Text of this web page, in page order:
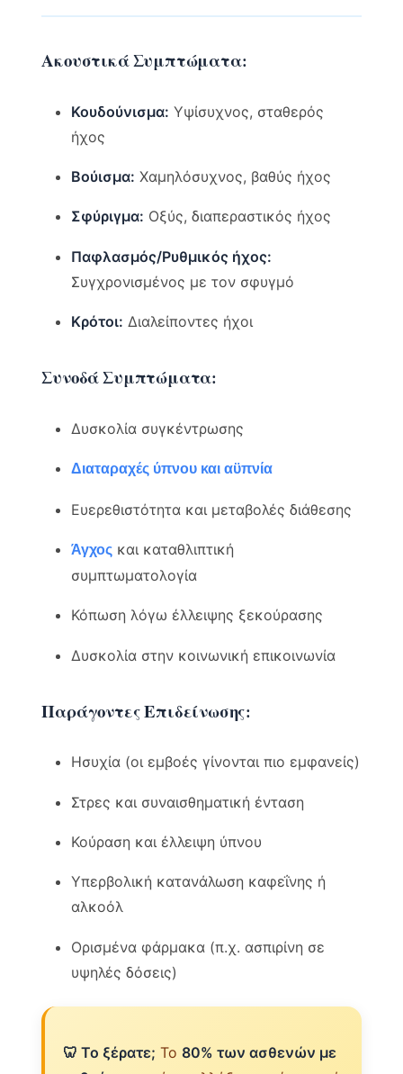
Ακουστικά Συμπτώματα:
Κουδούνισμα: Υψίσυχνος, σταθερός
ήχος
Βούισμα: Χαμηλόσυχνος, βαθύς ήχος
Σφύριγμα: Οξύς, διαπεραστικός ήχος
Παφλασμός/Ρυθμικός ήχος:
Συγχρονισμένος με τον σφυγμό
Κρότοι: Διαλείποντες ήχοι
Συνοδά Συμπτώματα:
Δυσκολία συγκέντρωσης
Διαταραχές ύπνου και αϋπνία
Ευερεθιστότητα και μεταβολές διάθεσης
Άγχος και καταθλιπτική
συμπτωματολογία
Κόπωση λόγω έλλειψης ξεκούρασης
Δυσκολία στην κοινωνική επικοινωνία
Παράγοντες Επιδείνωσης:
Ησυχία (οι εμβοές γίνονται πιο εμφανείς)
Στρες και συναισθηματική ένταση
Κούραση και έλλειψη ύπνου
Υπερβολική κατανάλωση καφεΐνης ή
αλκοόλ
Ορισμένα φάρμακα (π.χ. ασπιρίνη σε
υψηλές δόσεις)
🦷 Το ξέρατε; Το 80% των ασθενών με